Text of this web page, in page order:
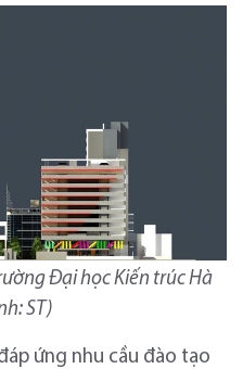
Đại học Kiến trúc Hà
ST)
ứng nhu cầu đào tạo